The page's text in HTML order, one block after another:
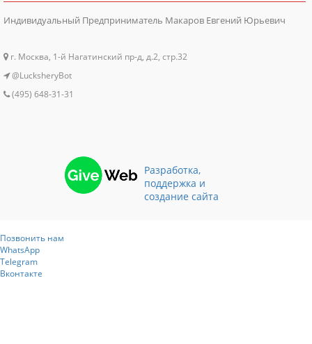
Индивидуальный Предприниматель Макаров Евгений Юрьевич
г. Москва, 1-й Нагатинский пр-д, д.2, стр.32
@LucksheryBot
(495) 648-31-31
Разработка,
поддержка и
создание сайта
Позвонить нам
WhatsApp
Telegram
Вконтакте